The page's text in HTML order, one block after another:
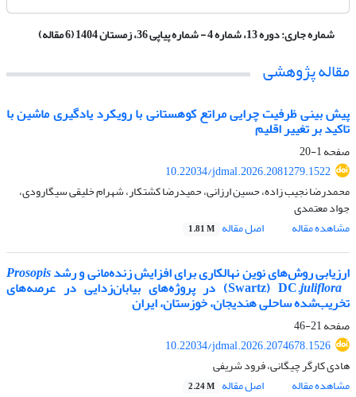
شماره جاری:دوره 13، شماره 4 - شماره پیاپی 36، زمستان 1404 (6 مقاله)
مقاله پژوهشی
پیش بینی ظرفیت چرایی مراتع کوهستانی با رویکرد یادگیری ماشین با
تاکید بر تغییر اقلیم
صفحه1-20
10.22034/jdmal.2026.2081279.1522
محمدرضا نجیب زاده، حسین ارزانی، حمیدرضا کشتکار، شهرام خلیقی سیگارودی،
جواد معتمدی
مشاهده مقاله
اصل مقاله 1.81 M
ارزیابی روش‌های نوین نهالکاری برای افزایش زنده‌مانی و رشدProsopis
juliflora
(Swartz) DC. در پروژه‌های بیابان‌زدایی در عرصه‌های
تخریب‌شده ساحلی هندیجان، خوزستان، ایران
صفحه21-46
10.22034/jdmal.2026.2074678.1526
هادی کارگر چیگانی، فرود شریفی
مشاهده مقاله
اصل مقاله 2.24 M